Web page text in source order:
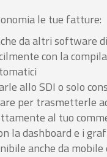
le tue fatture:
da altri software
con la
allo SDI o solo
per trasmetterle
al tuo
la dashboard e i
anche da